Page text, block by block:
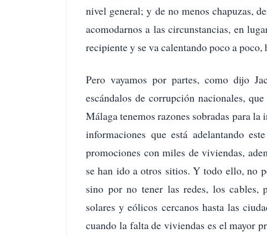
nivel general; y de no menos chapuzas,
acomodarnos a las circunstancias, en
recipiente y se va calentando poco a poco,
Pero vayamos por partes, como dijo
escándalos de corrupción nacionales,
Málaga tenemos razones sobradas para
informaciones que está adelantando
promociones con miles de viviendas,
se han ido a otros sitios. Y todo ello, no
sino por no tener las redes, los cables,
solares y eólicos cercanos hasta las
cuando la falta de viviendas es el mayor